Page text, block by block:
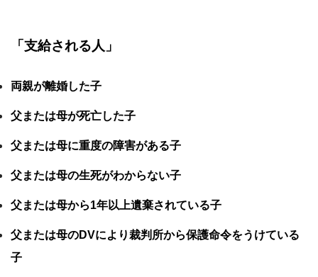
「支給される人」
両親が離婚した子
父または母が死亡した子
父または母に重度の障害がある子
父または母の生死がわからない子
父または母から1年以上遺棄されている子
父または母のDVにより裁判所から保護命令をうけている
子